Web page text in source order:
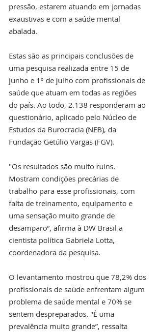
pressão, estarem atuando em jornadas
exaustivas e com a saúde mental
abalada.
Estas são as principais conclusões de
uma pesquisa realizada entre 15 de
junho e 1º de julho com profissionais de
saúde que atuam em todas as regiões
do país. Ao todo, 2.138 responderam ao
questionário, aplicado pelo Núcleo de
Estudos da Burocracia (NEB), da
Fundação Getúlio Vargas (FGV).
"Os resultados são muito ruins.
Mostram condições precárias de
trabalho para esse profissionais, com
falta de treinamento, equipamento e
uma sensação muito grande de
desamparo”, afirma à DW Brasil a
cientista política Gabriela Lotta,
coordenadora da pesquisa.
O levantamento mostrou que 78,2% dos
profissionais de saúde enfrentam algum
problema de saúde mental e 70% se
sentem despreparados. "É uma
prevalência muito grande”, ressalta